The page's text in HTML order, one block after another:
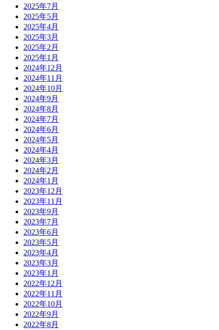
2025年7月
2025年5月
2025年4月
2025年3月
2025年2月
2025年1月
2024年12月
2024年11月
2024年10月
2024年9月
2024年8月
2024年7月
2024年6月
2024年5月
2024年4月
2024年3月
2024年2月
2024年1月
2023年12月
2023年11月
2023年9月
2023年7月
2023年6月
2023年5月
2023年4月
2023年3月
2023年1月
2022年12月
2022年11月
2022年10月
2022年9月
2022年8月